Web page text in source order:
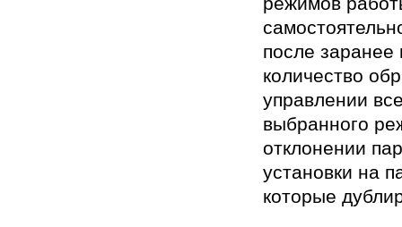
после
количество
управлении
выбранного
отклонении
установки на
которые